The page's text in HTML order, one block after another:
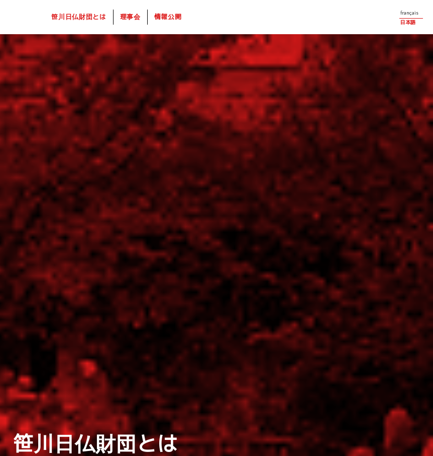
笹川日仏財団とは 理事会 情報公開
français
日本語
笹川日仏財団とは